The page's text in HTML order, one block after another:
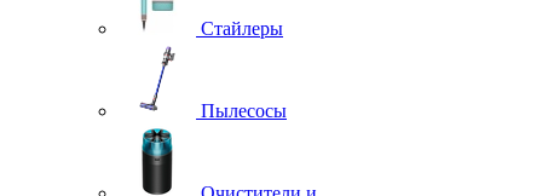
Стайлеры
Пылесосы